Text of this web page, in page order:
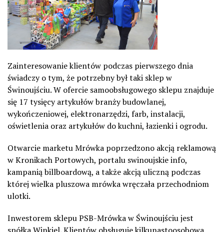
Zainteresowanie klientów podczas pierwszego dnia
świadczy o tym, że potrzebny był taki sklep w
Świnoujściu. W ofercie samoobsługowego sklepu znajduje
się 17 tysięcy artykułów branży budowlanej,
wykończeniowej, elektronarzędzi, farb, instalacji,
oświetlenia oraz artykułów do kuchni, łazienki i ogrodu.
Otwarcie marketu Mrówka poprzedzono akcją reklamową
w Kronikach Portowych, portalu swinoujskie info,
kampanią billboardową, a także akcją uliczną podczas
której wielka pluszowa mrówka wręczała przechodniom
ulotki.
Inwestorem sklepu PSB-Mrówka w Świnoujściu jest